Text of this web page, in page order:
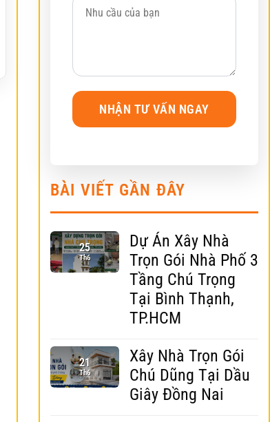
BÀI VIẾT GẦN ĐÂY
25
Th6
Dự Án Xây Nhà
Trọn Gói Nhà Phố 3
Tầng Chú Trọng
Tại Bình Thạnh,
TP.HCM
21
Th6
Xây Nhà Trọn Gói
Chú Dũng Tại Dầu
Giây Đồng Nai